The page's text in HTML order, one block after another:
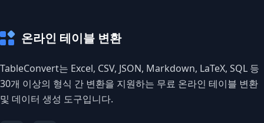
온라인 테이블 변환
TableConvert는 Excel, CSV, JSON, Markdown, LaTeX, SQL 등
30개 이상의 형식 간 변환을 지원하는 무료 온라인 테이블 변환
및 데이터 생성 도구입니다.